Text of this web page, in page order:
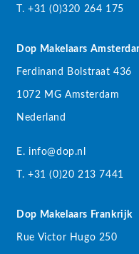
T. +31 (0)320 264 175
Dop Makelaars
Ferdinand Bolstraat 436
1072 MG Amsterdam
Nederland
E. info@dop.nl
T. +31 (0)20 213 7441
Dop Makelaars Frankrijk
Rue Victor Hugo 250